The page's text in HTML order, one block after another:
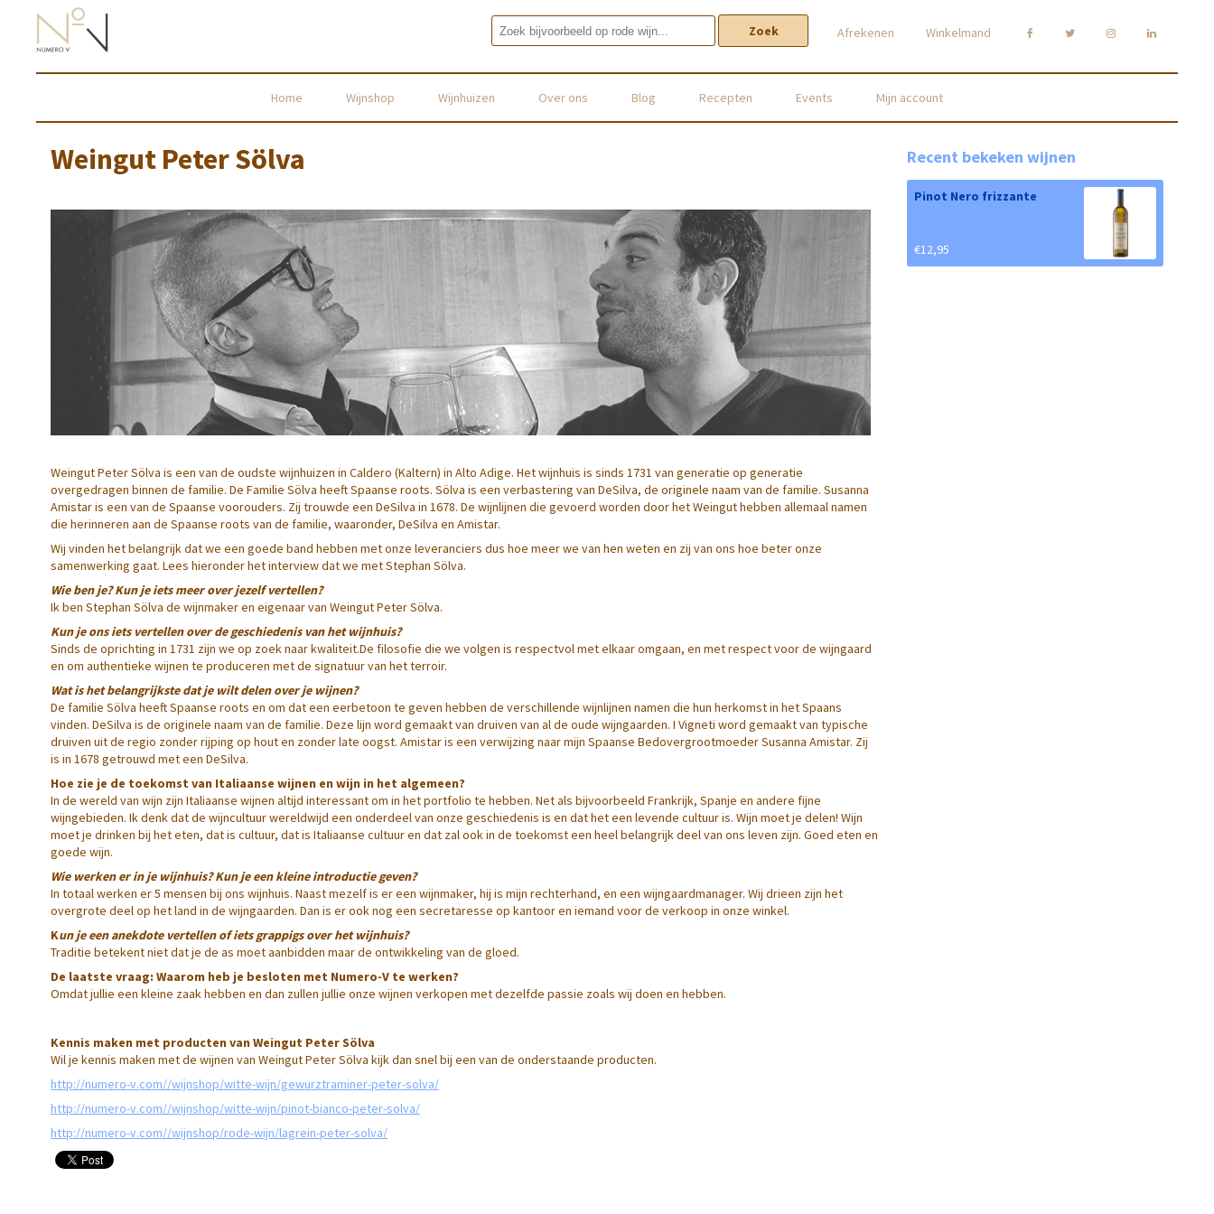
Afrekenen Winkelmand
Zoek
Home Wijnshop Wijnhuizen Over ons Blog Recepten Events Mijn account
Weingut Peter Sölva
Weingut Peter Sölva is een van de oudste wijnhuizen in Caldero (Kaltern) in Alto Adige. Het wijnhuis is sinds 1731 van generatie op generatie
overgedragen binnen de familie. De Familie Sölva heeft Spaanse roots. Sölva is een verbastering van DeSilva, de originele naam van de familie. Susanna
Amistar is een van de Spaanse voorouders. Zij trouwde een DeSilva in 1678. De wijnlijnen die gevoerd worden door het Weingut hebben allemaal namen
die herinneren aan de Spaanse roots van de familie, waaronder, DeSilva en Amistar.
Wij vinden het belangrijk dat we een goede band hebben met onze leveranciers dus hoe meer we van hen weten en zij van ons hoe beter onze
samenwerking gaat. Lees hieronder het interview dat we met Stephan Sölva.
Wie ben je? Kun je iets meer over jezelf vertellen?
Ik ben Stephan Sölva de wijnmaker en eigenaar van Weingut Peter Sölva.
Kun je ons iets vertellen over de geschiedenis van het wijnhuis?
Sinds de oprichting in 1731 zijn we op zoek naar kwaliteit.De filosofie die we volgen is respectvol met elkaar omgaan, en met respect voor de wijngaard
en om authentieke wijnen te produceren met de signatuur van het terroir.
Wat is het belangrijkste dat je wilt delen over je wijnen?
De familie Sölva heeft Spaanse roots en om dat een eerbetoon te geven hebben de verschillende wijnlijnen namen die hun herkomst in het Spaans
vinden. DeSilva is de originele naam van de familie. Deze lijn word gemaakt van druiven van al de oude wijngaarden. I Vigneti word gemaakt van typische
druiven uit de regio zonder rijping op hout en zonder late oogst. Amistar is een verwijzing naar mijn Spaanse Bedovergrootmoeder Susanna Amistar. Zij
is in 1678 getrouwd met een DeSilva.
Hoe zie je de toekomst van Italiaanse wijnen en wijn in het algemeen?
In de wereld van wijn zijn Italiaanse wijnen altijd interessant om in het portfolio te hebben. Net als bijvoorbeeld Frankrijk, Spanje en andere fijne
wijngebieden. Ik denk dat de wijncultuur wereldwijd een onderdeel van onze geschiedenis is en dat het een levende cultuur is. Wijn moet je delen! Wijn
moet je drinken bij het eten, dat is cultuur, dat is Italiaanse cultuur en dat zal ook in de toekomst een heel belangrijk deel van ons leven zijn. Goed eten en
goede wijn.
Wie werken er in je wijnhuis? Kun je een kleine introductie geven?
In totaal werken er 5 mensen bij ons wijnhuis. Naast mezelf is er een wijnmaker, hij is mijn rechterhand, en een wijngaardmanager. Wij drieen zijn het
overgrote deel op het land in de wijngaarden. Dan is er ook nog een secretaresse op kantoor en iemand voor de verkoop in onze winkel.
Kun je een anekdote vertellen of iets grappigs over het wijnhuis?
Traditie betekent niet dat je de as moet aanbidden maar de ontwikkeling van de gloed.
De laatste vraag: Waarom heb je besloten met Numero-V te werken?
Omdat jullie een kleine zaak hebben en dan zullen jullie onze wijnen verkopen met dezelfde passie zoals wij doen en hebben.
Kennis maken met producten van Weingut Peter Sölva
Wil je kennis maken met de wijnen van Weingut Peter Sölva kijk dan snel bij een van de onderstaande producten.
http://numero-v.com//wijnshop/witte-wijn/gewurztraminer-peter-solva/
http://numero-v.com//wijnshop/witte-wijn/pinot-bianco-peter-solva/
http://numero-v.com//wijnshop/rode-wijn/lagrein-peter-solva/
Recent bekeken wijnen
Pinot Nero frizzante
€12,95